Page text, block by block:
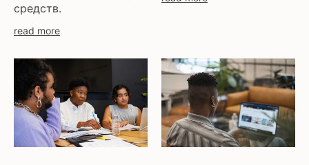
средств.
read more